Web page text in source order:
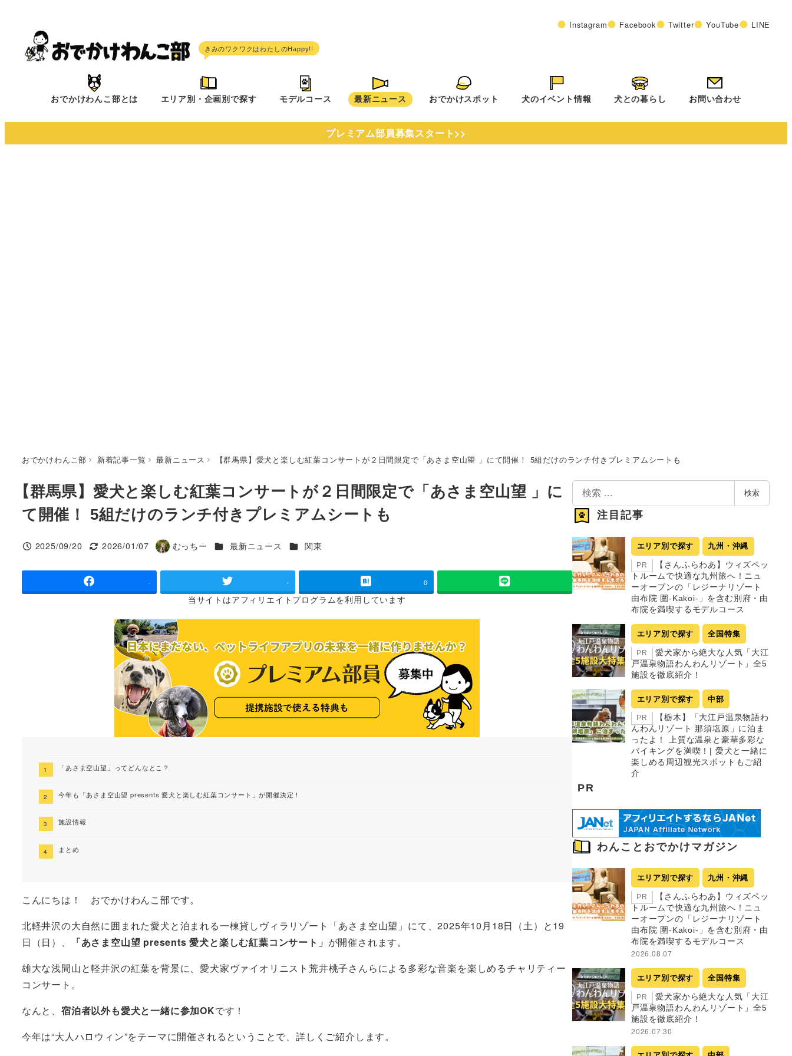
へ
Instagram Facebook Twitter YouTube LINE
おでかけわんこ部とは エリア別・企画別で探す モデルコース 最新ニュース おでかけスポット 犬のイベント情報 犬との暮らし お問い合わせ
プレミアム部員募集スタート>>
おでかけわんこ部 新着記事一覧 最新ニュース 【群馬県】愛犬と楽しむ紅葉コンサートが２日間限定で「あさま空山望 」にて開催！ 5組だけのランチ付きプレミアムシートも
【群馬県】愛犬と楽しむ紅葉コンサートが２日間限定で「あさま空山望 」に
て開催！ 5組だけのランチ付きプレミアムシートも
投稿日
2025/09/20
更新日
2026/01/07
著
むっちー カテゴリー
最新ニュース カテゴリー
関東
- - 0
当サイトはアフィリエイトプログラムを利用しています
「あさま空山望」ってどんなとこ？
今年も「あさま空山望 presents 愛犬と楽しむ紅葉コンサート」が開催決定！
施設情報
まとめ
こんにちは！ おでかけわんこ部です。
北軽井沢の大自然に囲まれた愛犬と泊まれる一棟貸しヴィラリゾート「あさま空山望」にて、2025年10月18日（土）と19
日（日）、
「あさま空山望 presents 愛犬と楽しむ紅葉コンサート」 が開催されます。
雄大な浅間山と軽井沢の紅葉を背景に、愛犬家ヴァイオリニスト荒井桃子さんらによる多彩な音楽を楽しめるチャリティー
コンサート。
なんと、 宿泊者以外も愛犬と一緒に参加OKです！
今年は“大人ハロウィン”をテーマに開催されるということで、詳しくご紹介します。
検
索
検索
注目記事
エリア別で探す 九州・沖縄
PR
【さんふらわあ】ウィズペッ
トルームで快適な九州旅へ！ニュ
ーオープンの「レジーナリゾート
由布院 圍-Kakoi-」を含む別府・由
布院を満喫するモデルコース
エリア別で探す 全国特集
PR
愛犬家から絶大な人気「大江
戸温泉物語わんわんリゾート」全5
施設を徹底紹介！
エリア別で探す 中部
PR
【栃木】「大江戸温泉物語わ
んわんリゾート 那須塩原」に泊ま
ったよ！ 上質な温泉と豪華多彩な
バイキングを満喫！| 愛犬と一緒に
楽しめる周辺観光スポットもご紹
介
PR
わんことおでかけマガジン
エリア別で探す 九州・沖縄
PR
【さんふらわあ】ウィズペッ
トルームで快適な九州旅へ！ニュ
ーオープンの「レジーナリゾート
由布院 圍-Kakoi-」を含む別府・由
布院を満喫するモデルコース
2026.08.07
エリア別で探す 全国特集
PR
愛犬家から絶大な人気「大江
戸温泉物語わんわんリゾート」全5
施設を徹底紹介！
2026.07.30